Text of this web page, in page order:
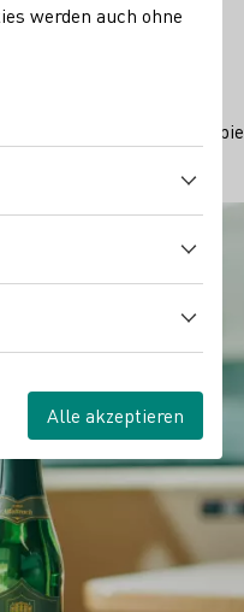
deutschen
werden auch ohne
Alle akzeptieren